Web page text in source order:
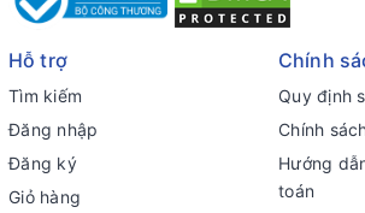
Hỗ trợ
Tìm kiếm
Đăng nhập
Đăng ký
Giỏ hàng
Chính
Quy định
Chính
Hướng
toán